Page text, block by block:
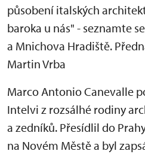
působení italských
baroka u nás" - seznamte
a Mnichova Hradiště.
Martin Vrba
Marco Antonio Canevalle
Intelvi z rozsálhé rodiny
a zedníků. Přesídlil do
na Novém Městě a byl